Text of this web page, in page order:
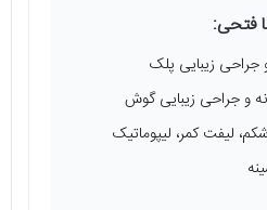
فتحی:
زیبایی پلک
و جراحی زیبایی گوش
لیفت کمر، لیپوماتیک